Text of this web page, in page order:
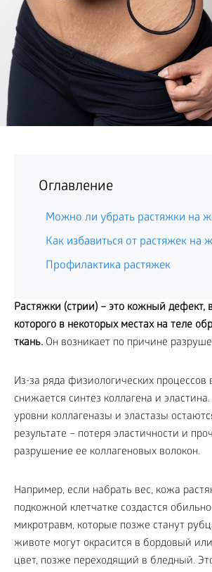
Оглавление
Можно ли убрать растяжки на
Как избавиться от растяжек на
Профилактика растяжек
Растяжки (стрии) – это кожный дефект,
которого в некоторых местах на теле
ткань. Он возникает по причине
Из-за ряда физиологических процессов
снижается синтез коллагена и
уровни коллагеназы и эластазы
результате – потеря эластичности и
разрушение ее коллагеновых волокон.
Например, если набрать вес, кожа
подкожной клетчатке создастся
микротравм, которые позже станут
животе могут окрасится в бордовый
цвет, позже переходящий в бледный.